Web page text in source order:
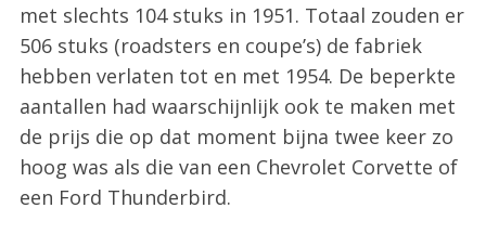
met slechts 104 stuks in 1951. Totaal zouden er
506 stuks (roadsters en coupe’s) de fabriek
hebben verlaten tot en met 1954. De beperkte
aantallen had waarschijnlijk ook te maken met
de prijs die op dat moment bijna twee keer zo
hoog was als die van een Chevrolet Corvette of
een Ford Thunderbird.